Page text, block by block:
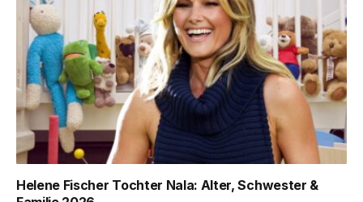
Helene Fischer Tochter Nala: Alter, Schwester &